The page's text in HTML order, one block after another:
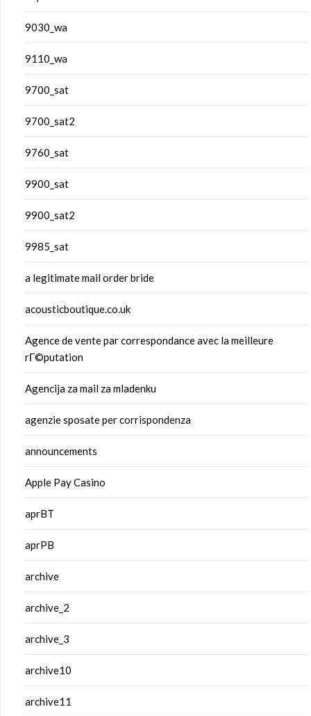
9030_wa
9110_wa
9700_sat
9700_sat2
9760_sat
9900_sat
9900_sat2
9985_sat
a legitimate mail order bride
acousticboutique.co.uk
Agence de vente par correspondance avec la meilleure
rГ©putation
Agencija za mail za mladenku
agenzie sposate per corrispondenza
announcements
Apple Pay Casino
aprBT
aprPB
archive
archive_2
archive_3
archive10
archive11